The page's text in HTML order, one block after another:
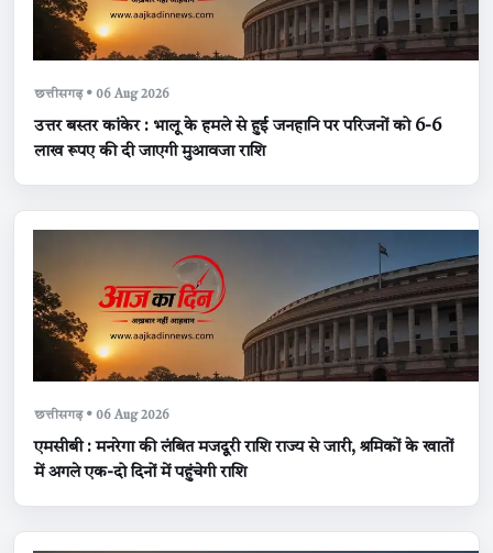
छत्तीसगढ़ • 06 Aug 2026
उत्तर बस्तर कांकेर : भालू के हमले से हुई जनहानि पर परिजनों को 6-6
लाख रूपए की दी जाएगी मुआवजा राशि
छत्तीसगढ़ • 06 Aug 2026
एमसीबी : मनरेगा की लंबित मजदूरी राशि राज्य से जारी, श्रमिकों के खातों
में अगले एक-दो दिनों में पहुंचेगी राशि